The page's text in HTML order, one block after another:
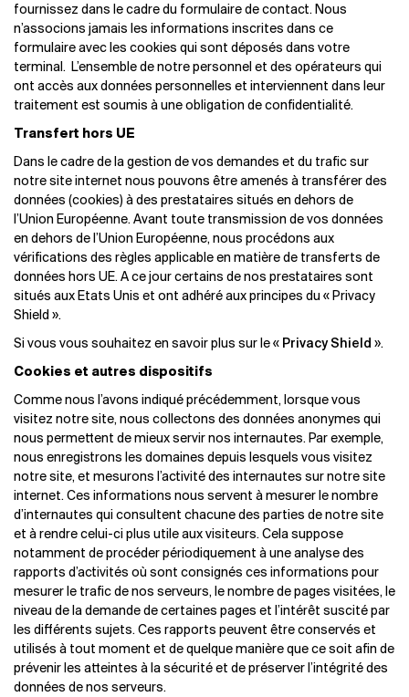
fournissez dans le cadre du formulaire de contact. Nous
n’associons jamais les informations inscrites dans ce
formulaire avec les cookies qui sont déposés dans votre
terminal. L’ensemble de notre personnel et des opérateurs qui
ont accès aux données personnelles et interviennent dans leur
traitement est soumis à une obligation de confidentialité.
Transfert hors UE
Dans le cadre de la gestion de vos demandes et du trafic sur
notre site internet nous pouvons être amenés à transférer des
données (cookies) à des prestataires situés en dehors de
l’Union Européenne. Avant toute transmission de vos données
en dehors de l’Union Européenne, nous procédons aux
vérifications des règles applicable en matière de transferts de
données hors UE. A ce jour certains de nos prestataires sont
situés aux Etats Unis et ont adhéré aux principes du « Privacy
Shield ».
Si vous vous souhaitez en savoir plus sur le « Privacy Shield ».
Cookies et autres dispositifs
Comme nous l’avons indiqué précédemment, lorsque vous
visitez notre site, nous collectons des données anonymes qui
nous permettent de mieux servir nos internautes. Par exemple,
nous enregistrons les domaines depuis lesquels vous visitez
notre site, et mesurons l’activité des internautes sur notre site
internet. Ces informations nous servent à mesurer le nombre
d’internautes qui consultent chacune des parties de notre site
et à rendre celui-ci plus utile aux visiteurs. Cela suppose
notamment de procéder périodiquement à une analyse des
rapports d’activités où sont consignés ces informations pour
mesurer le trafic de nos serveurs, le nombre de pages visitées, le
niveau de la demande de certaines pages et l’intérêt suscité par
les différents sujets. Ces rapports peuvent être conservés et
utilisés à tout moment et de quelque manière que ce soit afin de
prévenir les atteintes à la sécurité et de préserver l’intégrité des
données de nos serveurs.